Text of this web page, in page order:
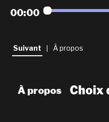
playlists
newsletter
00:00
Suivant À propos
À propos Choix